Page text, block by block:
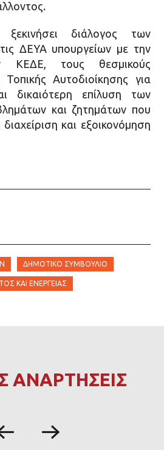
διάλογος των
ΔΕΥΑ υπουργείων με την
ΚΕΔΕ, τους θεσμικούς
Αυτοδιοίκησης για
δικαιότερη επίλυση των
και ζητημάτων που
και εξοικονόμηση
ΔΗΜΟΤΙΚΌ ΣΥΜΒΟΎΛΙΟ
ΚΑΙ ΕΝΈΡΓΕΙΑΣ
ΑΝΑΡΤΗΣΕΙΣ